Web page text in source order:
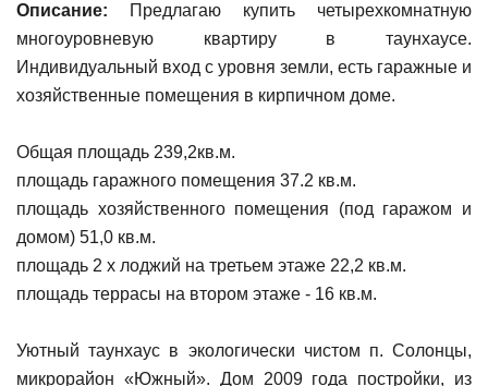
Описание: Предлагаю купить четырехкомнатную
многоуровневую квартиру в таунхаусе.
Индивидуальный вход с уровня земли, есть гаражные и
хозяйственные помещения в кирпичном доме.
Общая площадь 239,2кв.м.
площадь гаражного помещения 37.2 кв.м.
площадь хозяйственного помещения (под гаражом и
домом) 51,0 кв.м.
площадь 2 х лоджий на третьем этаже 22,2 кв.м.
площадь террасы на втором этаже - 16 кв.м.
Уютный таунхаус в экологически чистом п. Солонцы,
микрорайон «Южный». Дом 2009 года постройки, из